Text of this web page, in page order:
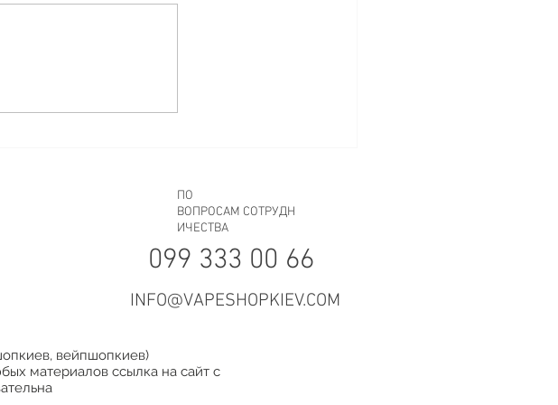
ПО
ВОПРОСАМ СОТРУДН
ИЧЕСТВА
099 333 00 66
INFO@VAPESHOPKIEV.COM
вейпшопкиев)
материалов ссылка на сайт с